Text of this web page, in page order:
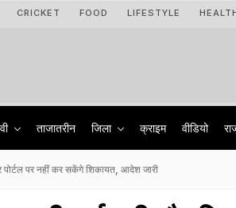
CRICKET FOOD LIFESTYLE
ताजातरीन जिला क्राइम वीडियो
पोर्टल पर नहीं कर सकेंगे शिकायत, आदेश जारी